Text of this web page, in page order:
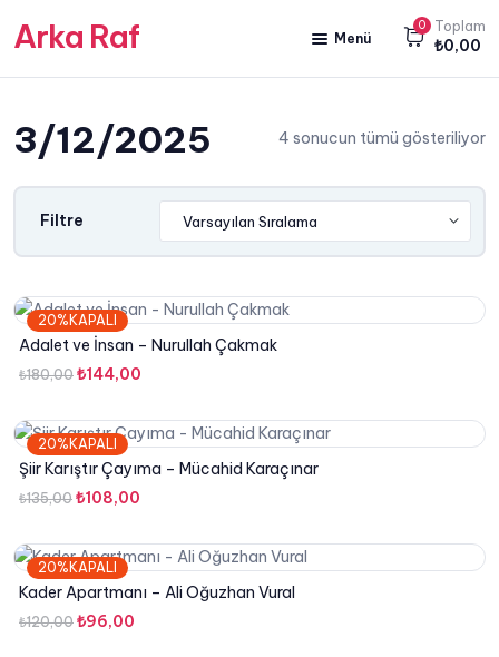
Arka Raf Menü
ANA SAYFA
HAKKIMIZDA
YAZARLARIMIZ
0 Toplam
₺0,00
3/12/2025 4 sonucun tümü gösteriliyor
Filtre
20%KAPALI
Adalet ve İnsan – Nurullah Çakmak
₺180,00 Orijinal
₺180,00.
₺144,00
fiyat:
₺144,00.
20%KAPALI
Şiir Karıştır Çayıma – Mücahid Karaçınar
₺135,00 Orijinal
₺135,00.
₺108,00
fiyat:
₺108,00.
20%KAPALI
Kader Apartmanı – Ali Oğuzhan Vural
₺120,00 Orijinal
₺96,00